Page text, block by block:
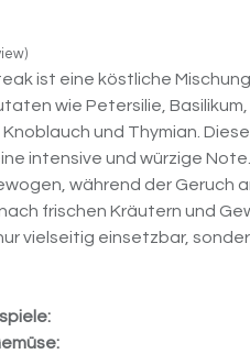
ist eine köstliche
wie Petersilie,
und Thymian.
intensive und würzige
während der Geruch
frischen Kräutern und
vielseitig einsetzbar,